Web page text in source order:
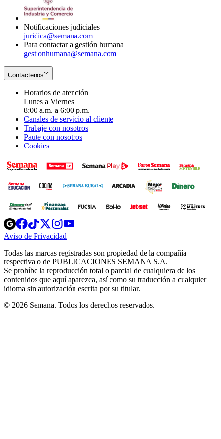
Notificaciones judiciales
juridica@semana.com
Para contactar a gestión humana
gestionhumana@semana.com
Contáctenos
Horarios de atención
Lunes a Viernes
8:00 a.m. a 6:00 p.m.
Canales de servicio al cliente
Trabaje con nosotros
Paute con nosotros
Cookies
Opens
in
new
Opens
in
new
Opens
in
new
window
Opens
new
windowwindow
Aviso de Privacidad
new
window
Todas las marcas registradas son propiedad de la compañía
respectiva o de PUBLICACIONES SEMANA S.A.
Se prohíbe la reproducción total o parcial de cualquiera de los
contenidos que aquí aparezca, así como su traducción a cualquier
idioma sin autorización escrita por su titular.
© 2026 Semana. Todos los derechos reservados.